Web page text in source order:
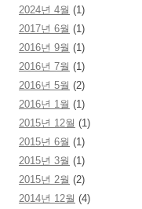
2024년 4월 (1)
2017년 6월 (1)
2016년 9월 (1)
2016년 7월 (1)
2016년 5월 (2)
2016년 1월 (1)
2015년 12월 (1)
2015년 6월 (1)
2015년 3월 (1)
2015년 2월 (2)
2014년 12월 (4)